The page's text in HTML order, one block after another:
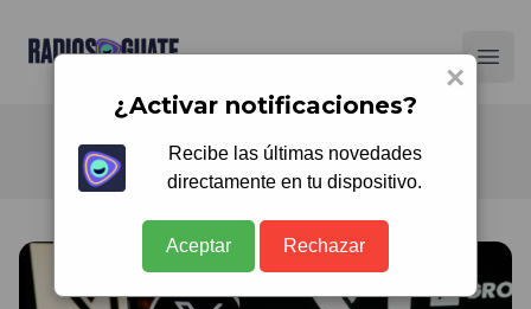
Radios Guate
×
¿Activar notificaciones?
Recibe las últimas novedades
directamente en tu dispositivo.
Aceptar Rechazar